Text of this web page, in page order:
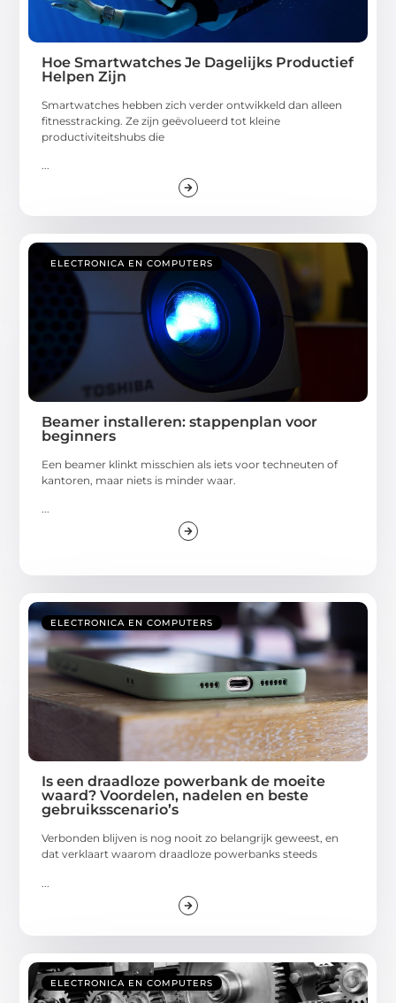
Hoe Smartwatches Je Dagelijks Productief
Helpen Zijn
Smartwatches hebben zich verder ontwikkeld dan alleen
fitnesstracking. Ze zijn geëvolueerd tot kleine
productiviteitshubs die
...
ELECTRONICA EN COMPUTERS
Beamer installeren: stappenplan voor
beginners
Een beamer klinkt misschien als iets voor techneuten of
kantoren, maar niets is minder waar.
...
ELECTRONICA EN COMPUTERS
Is een draadloze powerbank de moeite
waard? Voordelen, nadelen en beste
gebruiksscenario’s
Verbonden blijven is nog nooit zo belangrijk geweest, en
dat verklaart waarom draadloze powerbanks steeds
ELECTRONICA EN COMPUTERS